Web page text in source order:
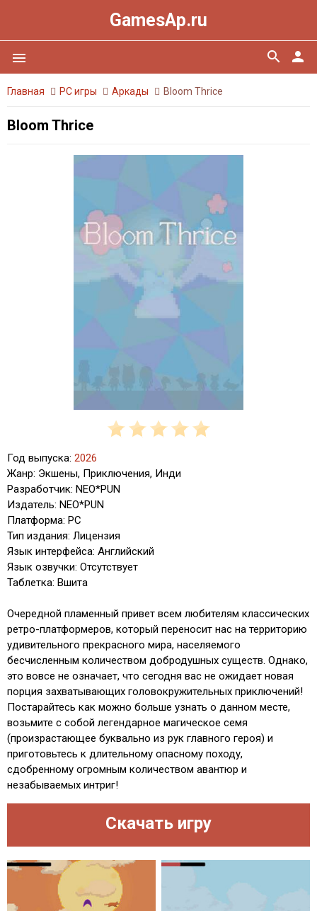
GamesAp.ru
menu person
search
Главная PC игры Аркады Bloom Thrice
Bloom Thrice
Год выпуска: 2026
Жанр: Экшены, Приключения, Инди
Разработчик: NEO*PUN
Издатель: NEO*PUN
Платформа: PC
Тип издания: Лицензия
Язык интерфейса: Английский
Язык озвучки: Отсутствует
Таблетка: Вшита
Очередной пламенный привет всем любителям классических
ретро-платформеров, который переносит нас на территорию
удивительного прекрасного мира, населяемого
бесчисленным количеством добродушных существ. Однако,
это вовсе не означает, что сегодня вас не ожидает новая
порция захватывающих головокружительных приключений!
Постарайтесь как можно больше узнать о данном месте,
возьмите с собой легендарное магическое семя
(произрастающее буквально из рук главного героя) и
приготовьтесь к длительному опасному походу,
сдобренному огромным количеством авантюр и
незабываемых интриг!
Скачать игру